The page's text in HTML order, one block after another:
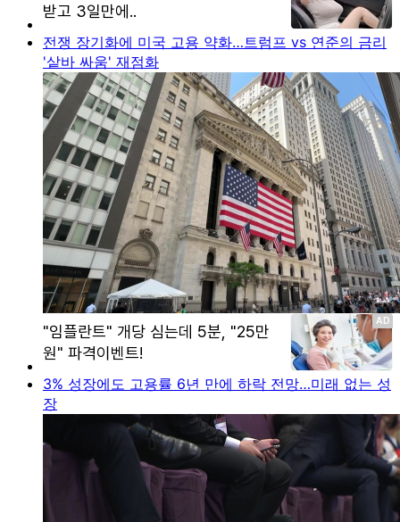
전쟁 장기화에 미국 고용 약화…트럼프 vs 연준의 금리
'샅바 싸움' 재점화
3% 성장에도 고용률 6년 만에 하락 전망…미래 없는 성
장